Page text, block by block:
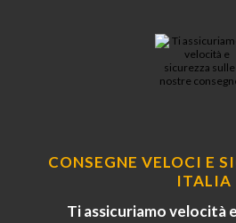
CONSEGNE VELOCI E
ITALIA
Ti assicuriamo velocità